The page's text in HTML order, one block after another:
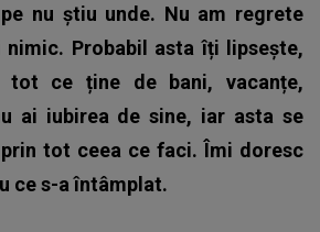
nu știu unde. Nu am regrete
Probabil asta îți lipsește,
ce ține de bani, vacanțe,
ai iubirea de sine, iar asta se
tot ceea ce faci. Îmi doresc
ce s-a întâmplat.